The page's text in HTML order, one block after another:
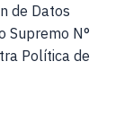
de Datos
Supremo N°
Política de